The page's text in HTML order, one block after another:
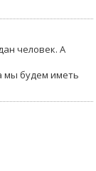
человек. А
мы будем иметь